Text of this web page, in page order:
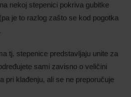
nekoj stepenici pokriva gubitke
je to razlog zašto se kod pogotka
tj. stepenice predstavljaju unite za
sami zavisno o veličini
pri klađenju, ali se ne preporučuje